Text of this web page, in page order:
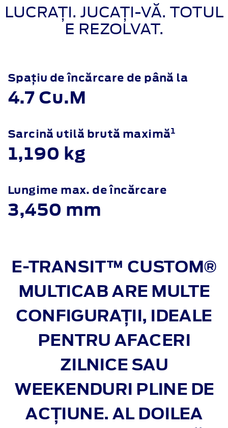
LUCRAȚI. JUCAȚI-VĂ. TOTUL
E REZOLVAT.
Spațiu de încărcare de până la
4.7 Cu.M
Sarcină utilă brută maximă1
1,190 kg
Lungime max. de încărcare
3,450 mm
E-TRANSIT™ CUSTOM®
MULTICAB ARE MULTE
CONFIGURAȚII, IDEALE
PENTRU AFACERI
ZILNICE SAU
WEEKENDURI PLINE DE
ACȚIUNE. AL DOILEA